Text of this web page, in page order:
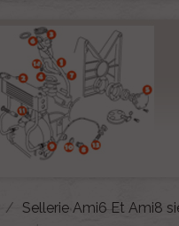
Sellerie Ami6 Et Ami8